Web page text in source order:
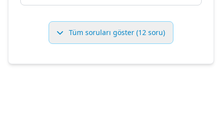
Tüm soruları göster (12 soru)